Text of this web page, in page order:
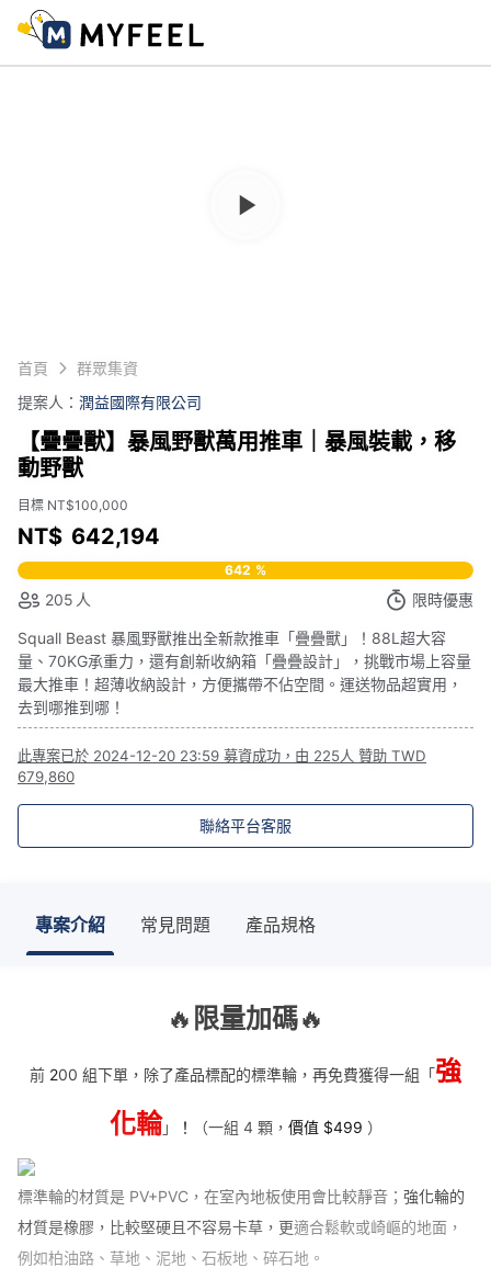
首頁
群眾集資
提案人： 潤益國際有限公司
【疊疊獸】暴風野獸萬用推車｜暴風裝載，移
動野獸
目標 NT$100,000
NT$ 642,194
642 %
205 人 限時優惠
Squall Beast 暴風野獸推出全新款推車「疊疊獸」！88L超大容
量、70KG承重力，還有創新收納箱「疊疊設計」，挑戰市場上容量
最大推車！超薄收納設計，方便攜帶不佔空間。運送物品超實用，
去到哪推到哪！
此專案已於 2024-12-20 23:59 募資成功，由 225人 贊助 TWD
679,860
聯絡平台客服
專案介紹 常見問題 產品規格
🔥 限量加碼🔥
前 200 組下單，除了產品標配的標準輪，再免費獲得一組「強
化輪 」 ！ （一組 4 顆， 價值 $499 ）
標準輪的材質是 PV+PVC，在室內地板使用會比較靜音； 強化輪的
材質是橡膠，比較堅硬且不容易卡草，更適合鬆軟或崎嶇的地面，
例如柏油路、草地、泥地、石板地、碎石地。